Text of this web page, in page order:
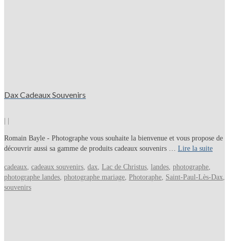
Dax Cadeaux Souvenirs
Romain Bayle - Photographe vous souhaite la bienvenue et vous propose de
découvrir aussi sa gamme de produits cadeaux souvenirs … Lire la suite
cadeaux, cadeaux souvenirs, dax, Lac de Christus, landes, photographe,
photographe landes, photographe mariage, Photoraphe, Saint-Paul-Lès-Dax,
souvenirs